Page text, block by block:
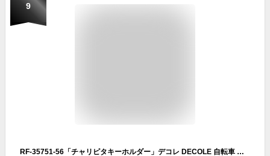
9
RF-35751-56「チャリピタキーホルダー」デコレ DECOLE 自転車 鍵 かぎ カギ key マグネット 磁石 反射板キーホルダー ギフト プレゼント (56/ハリネズミ)